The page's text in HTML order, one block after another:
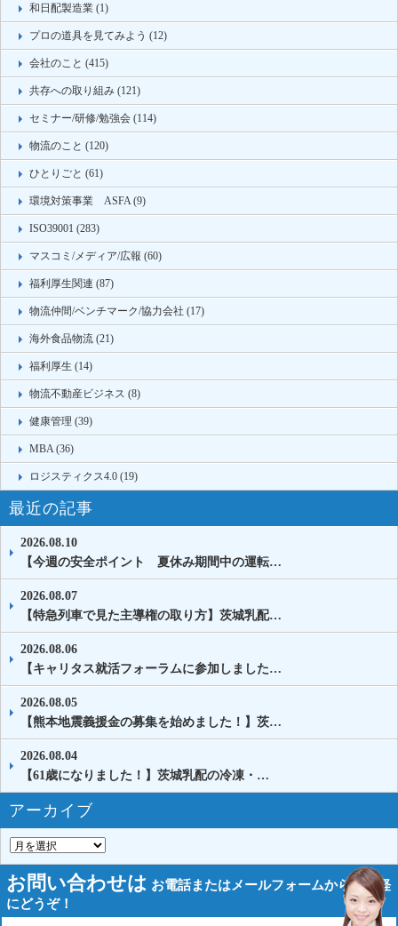
和日配製造業 (1)
プロの道具を見てみよう (12)
会社のこと (415)
共存への取り組み (121)
セミナー/研修/勉強会 (114)
物流のこと (120)
ひとりごと (61)
環境対策事業 ASFA (9)
ISO39001 (283)
マスコミ/メディア/広報 (60)
福利厚生関連 (87)
物流仲間/ベンチマーク/協力会社 (17)
海外食品物流 (21)
福利厚生 (14)
物流不動産ビジネス (8)
健康管理 (39)
MBA (36)
ロジスティクス4.0 (19)
最近の記事
2026.08.10
【今週の安全ポイント 夏休み期間中の運転…
2026.08.07
【特急列車で見た主導権の取り方】茨城乳配…
2026.08.06
【キャリタス就活フォーラムに参加しました…
2026.08.05
【熊本地震義援金の募集を始めました！】茨…
2026.08.04
【61歳になりました！】茨城乳配の冷凍・…
アーカイブ
お問い合わせは お電話またはメールフォームからお気軽
にどうぞ！